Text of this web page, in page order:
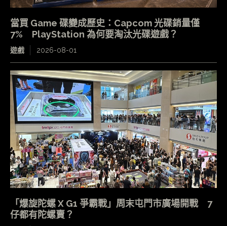
當買 Game 碟變成歷史：Capcom 光碟銷量僅
7% PlayStation 為何要淘汰光碟遊戲？
遊戲 2026-08-01
「爆旋陀螺 X G1 爭霸戰」周末屯門市廣場開戰 7
仔都有陀螺賣？